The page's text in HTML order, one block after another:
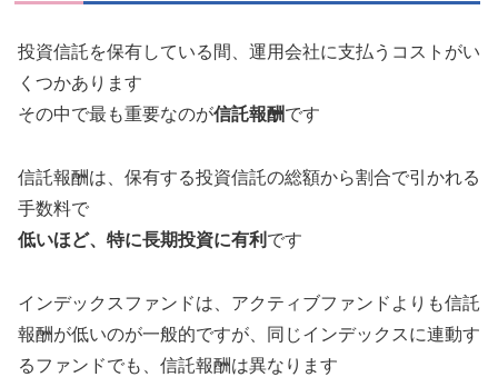
投資信託を保有している間、運用会社に支払うコストがい
くつかあります
その中で最も重要なのが信託報酬です
信託報酬は、保有する投資信託の総額から割合で引かれる
手数料で
低いほど、特に長期投資に有利 です
インデックスファンドは、アクティブファンドよりも信託
報酬が低いのが一般的ですが、同じインデックスに連動す
るファンドでも、信託報酬は異なります